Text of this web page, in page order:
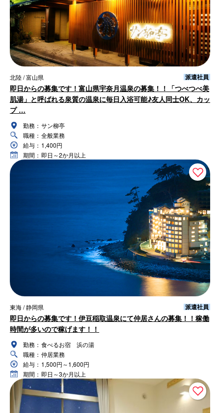
北陸 / 富山県 派遣社員
即日からの募集です！富山県宇奈月温泉の募集！！「つべつべ美
肌湯」と呼ばれる泉質の温泉に毎日入浴可能♪友人同士OK、カッ
プ …
勤務： サン柳亭
職種： 全般業務
給与： 1,400円
期間： 即日～2か月以上
東海 / 静岡県 派遣社員
即日からの募集です！伊豆稲取温泉にて仲居さんの募集！！稼働
時間が多いので稼げます！！
勤務： 食べるお宿 浜の湯
職種： 仲居業務
給与： 1,500円～1,600円
期間： 即日～3か月以上